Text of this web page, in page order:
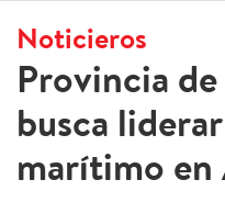
Noticieros
Provincia
busca
marítimo en